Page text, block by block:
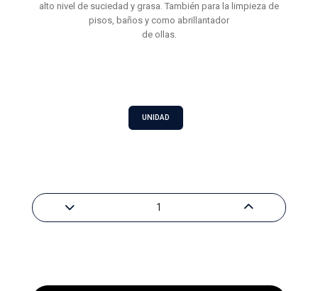
alto nivel de suciedad y grasa. También para la limpieza de
pisos, baños y como abrillantador
de ollas.
UNIDAD